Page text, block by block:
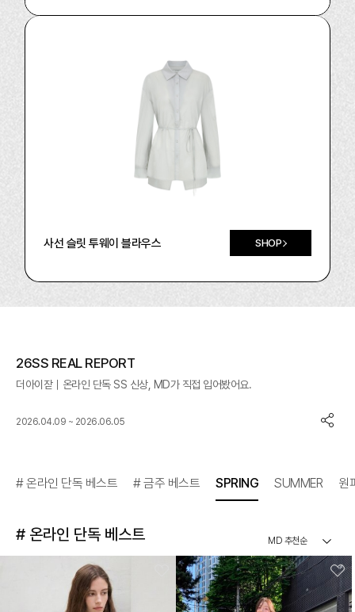
사선 슬릿 투웨이 블라우스 SHOP
26SS REAL REPORT
더아이잗｜온라인 단독 SS 신상, MD가 직접 입어봤어요.
2026.04.09 ~ 2026.06.05
# 온라인 단독 베스트 # 금주 베스트 SPRING SUMMER 원
# 온라인 단독 베스트